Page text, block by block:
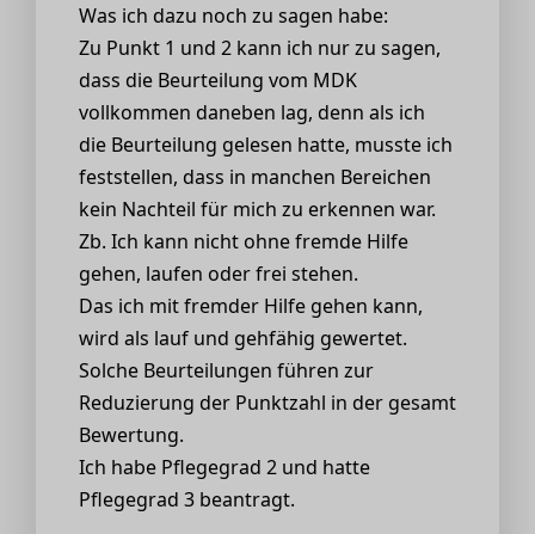
Was ich dazu noch zu sagen habe:
Zu Punkt 1 und 2 kann ich nur zu sagen,
dass die Beurteilung vom MDK
vollkommen daneben lag, denn als ich
die Beurteilung gelesen hatte, musste ich
feststellen, dass in manchen Bereichen
kein Nachteil für mich zu erkennen war.
Zb. Ich kann nicht ohne fremde Hilfe
gehen, laufen oder frei stehen.
Das ich mit fremder Hilfe gehen kann,
wird als lauf und gehfähig gewertet.
Solche Beurteilungen führen zur
Reduzierung der Punktzahl in der gesamt
Bewertung.
Ich habe Pflegegrad 2 und hatte
Pflegegrad 3 beantragt.